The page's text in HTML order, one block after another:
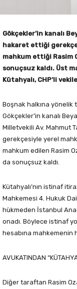
Gökçekler’in kanalı
hakaret ettiği
mahkum ettiği Rasim
sonuçsuz kaldı. Üst
Kütahyalı, CHP’li
Boşnak halkına yönelik
Gökçekler’in kanalı
Milletvekili Av. Mahmut
gerekçesiyle yerel
mahkum edilen Rasim
da sonuçsuz kaldı.
Kütahyalı’nın istinaf
Mahkemesi 4. Hukuk
hükmeden İstanbul
onadı. Böylece istinaf
hesabına mahkemenin
AVUKATINDAN
Diğer taraftan Rasim